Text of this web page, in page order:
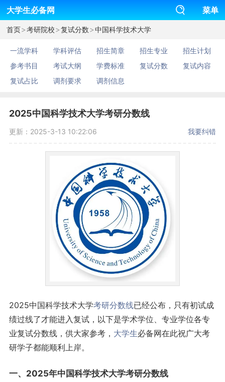
大学生必备网 菜单
首页>考研院校>复试分数>中国科学技术大学
一流学科 学科评估 招生简章 招生专业
招生计划
参考书目
考试大纲 学费标准 复试分数
复试内容
复试占比
调剂要求 调剂信息
2025中国科学技术大学考研分数线
更新：2025-3-13 10:22:06 我要纠错
2025中国科学技术大学考研分数线已经公布，只有初试成
绩过线了才能进入复试，以下是学术学位、专业学位各专
业复试分数线，供大家参考， 大学生必备网在此祝广大考
研学子都能顺利上岸。
一、2025年中国科学技术大学考研分数线